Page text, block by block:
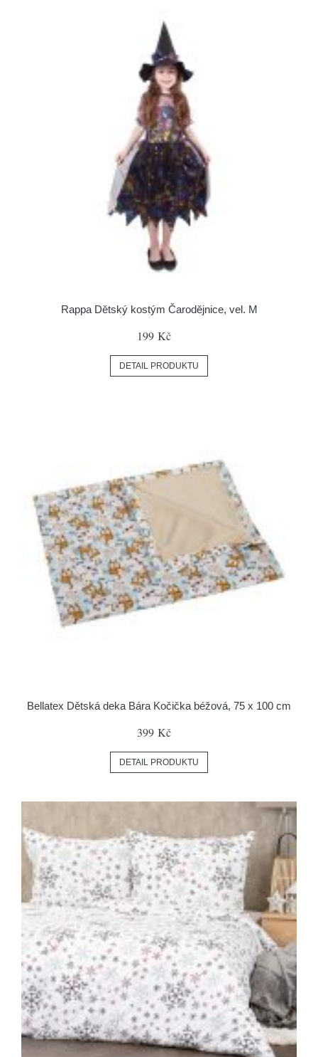
Rappa Dětský kostým Čarodějnice, vel. M
199 Kč
DETAIL PRODUKTU
Bellatex Dětská deka Bára Kočička béžová, 75 x 100 cm
399 Kč
DETAIL PRODUKTU